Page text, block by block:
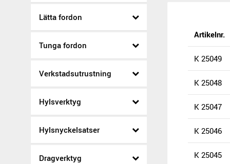
Lätta fordon
Tunga fordon
Verkstadsutrustning
Hylsverktyg
Hylsnyckelsatser
Dragverktyg
Artikelnr.
K 25049
K 25048
K 25047
K 25046
K 25045